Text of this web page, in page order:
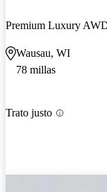
Premium Luxury
Wausau, WI
78 millas
Trato justo